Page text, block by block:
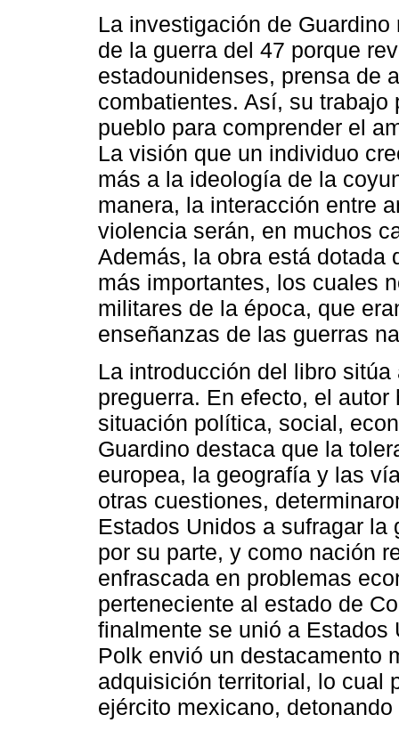
La investigación de
de la guerra del 47 porque
estadounidenses, prensa de
combatientes. Así, su
pueblo para comprender el
La visión que un individuo
más a la ideología de la
manera, la interacción entre
violencia serán, en muchos
Además, la obra está dotada
más importantes, los cuales
militares de la época, que
enseñanzas de las guerras
La introducción del libro
preguerra. En efecto, el
situación política, social,
Guardino destaca que la
europea, la geografía y las
otras cuestiones,
Estados Unidos a sufragar
por su parte, y como nación
enfrascada en problemas
perteneciente al estado de
finalmente se unió a
Polk envió un destacamento
adquisición territorial, lo cual
ejército mexicano,